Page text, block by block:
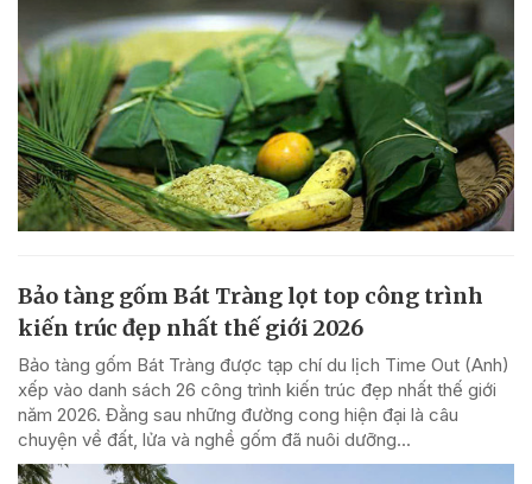
Bảo tàng gốm Bát Tràng lọt top công trình
kiến trúc đẹp nhất thế giới 2026
Bảo tàng gốm Bát Tràng được tạp chí du lịch Time Out (Anh)
xếp vào danh sách 26 công trình kiến trúc đẹp nhất thế giới
năm 2026. Đằng sau những đường cong hiện đại là câu
chuyện về đất, lửa và nghề gốm đã nuôi dưỡng...